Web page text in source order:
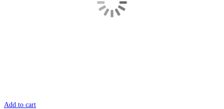
Add to cart